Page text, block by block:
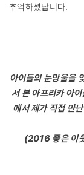
추억하셨답니다.
아이들의 눈망울을
서 본 아프리카 아
에서 제가 직접 만
(2016 좋은 이